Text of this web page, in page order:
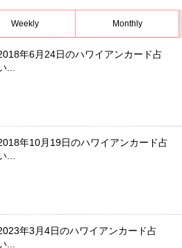
Weekly Monthly
年6月24日のハワイアンカード占
...
年10月19日のハワイアンカード占
...
年3月4日のハワイアンカード占
...